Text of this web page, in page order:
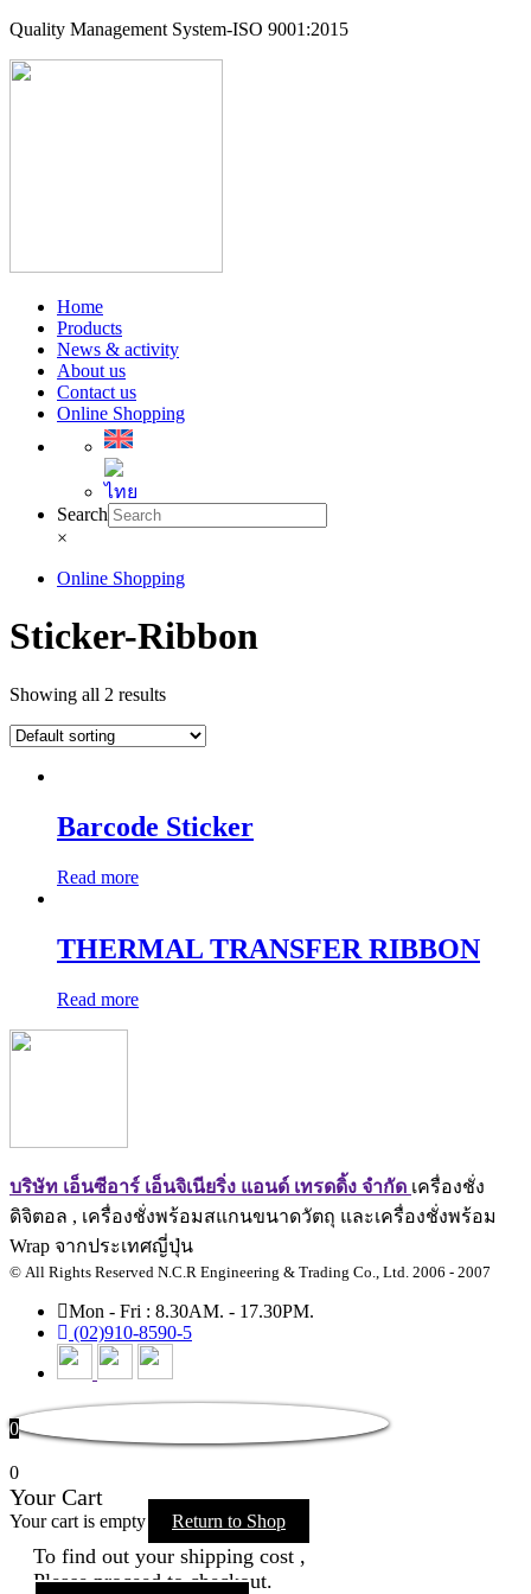
Quality Management System-ISO 9001:2015
Home
Products
News & activity
About us
Contact us
Online Shopping
Search
×
Online Shopping
Sticker-Ribbon
Showing all 2 results
Barcode Sticker
Read more
THERMAL TRANSFER RIBBON
Read more
บริษัท เอ็นซีอาร์ เอ็นจิเนียริ่ง แอนด์ เทรดดิ้ง จำกัด เครื่องชั่ง
ดิจิตอล , เครื่องชั่งพร้อมสแกนขนาดวัตถุ และเครื่องชั่งพร้อม
Wrap จากประเทศญี่ปุ่น
© All Rights Reserved N.C.R Engineering & Trading Co., Ltd. 2006 - 2007
Mon - Fri : 8.30AM. - 17.30PM.
(02)910-8590-5
0
0
Your Cart
Your cart is empty Return to Shop
To find out your shipping cost ,
Please proceed to checkout.